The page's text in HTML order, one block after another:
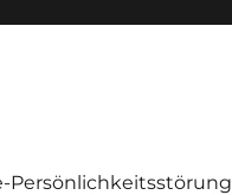
Persönlichkeitsstörung